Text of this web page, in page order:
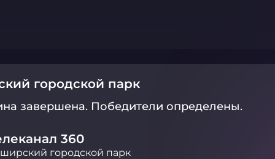
городской парк
завершена. Победители определены.
360
городской парк